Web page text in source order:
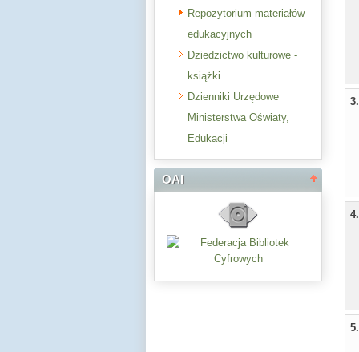
Repozytorium materiałów
edukacyjnych
Dziedzictwo kulturowe -
książki
Dzienniki Urzędowe
Ministerstwa Oświaty,
Edukacji
OAI
3.
4.
5.